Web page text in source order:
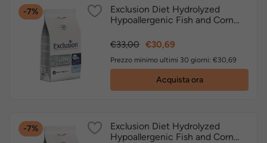
-7%
Exclusion Diet Hydrolyzed
Hypoallergenic Fish and Corn
dietetiche cane
Prezzo
€33,00 Prezzo
€30,69
Prezzo minimo ultimi 30 giorni: €30,69
Acquista ora
-7%
Exclusion Diet Hydrolyzed
Hypoallergenic Fish and Corn